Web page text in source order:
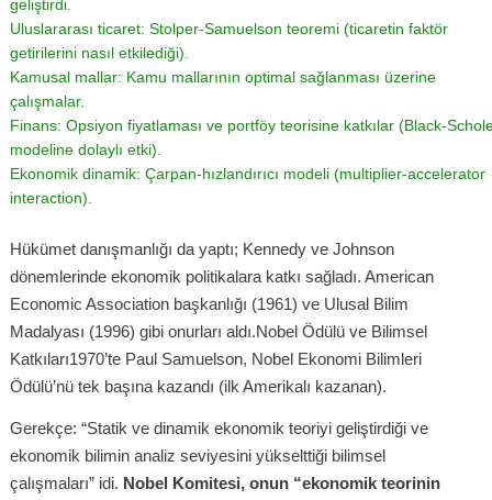
geliştirdi.
Uluslararası ticaret: Stolper-Samuelson teoremi (ticaretin faktör
getirilerini nasıl etkilediği).
Kamusal mallar: Kamu mallarının optimal sağlanması üzerine
çalışmalar.
Finans: Opsiyon fiyatlaması ve portföy teorisine katkılar (Black-
modeline dolaylı etki).
Ekonomik dinamik: Çarpan-hızlandırıcı modeli (multiplier-accelerator
interaction).
Hükümet danışmanlığı da yaptı; Kennedy ve Johnson
dönemlerinde ekonomik politikalara katkı sağladı. American
Economic Association başkanlığı (1961) ve Ulusal Bilim
Madalyası (1996) gibi onurları aldı.Nobel Ödülü ve Bilimsel
Katkıları1970’te Paul Samuelson, Nobel Ekonomi Bilimleri
Ödülü’nü tek başına kazandı (ilk Amerikalı kazanan).
Gerekçe: “Statik ve dinamik ekonomik teoriyi geliştirdiği ve
ekonomik bilimin analiz seviyesini yükselttiği bilimsel
çalışmaları” idi. Nobel Komitesi, onun “ekonomik teorinin